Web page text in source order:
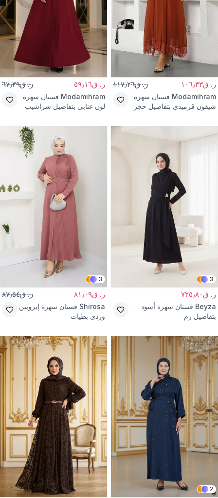
ر. ق١٠٦٫٣٣ ر. ق١١٧٫٢٦
Modamihram فستان سهرة
شيفون قرميدي بتفاصيل حجر
ر. ق٥٩٫١٦ ر. ق٦٧٫٣٩
Modamihram فستان سهرة
لون عنابي بتفاصيل شراشيب
3
ر. ق٧٢٥٫٨٠
Beyza فستان سهرة أسود
بتفاصيل زم
3
ر. ق٨١٫٠٩ ر. ق٨٧٫٥٤
Shirosa فستان سهرة إيروبين
وردي بطيات
2